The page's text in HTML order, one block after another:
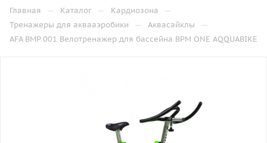
Главная — Каталог — Кардиозона —
Тренажеры для аквааэробики — Аквасайклы —
AFA BMP 001 Велотренажер для бассейна BPM ONE AQQUABIKE